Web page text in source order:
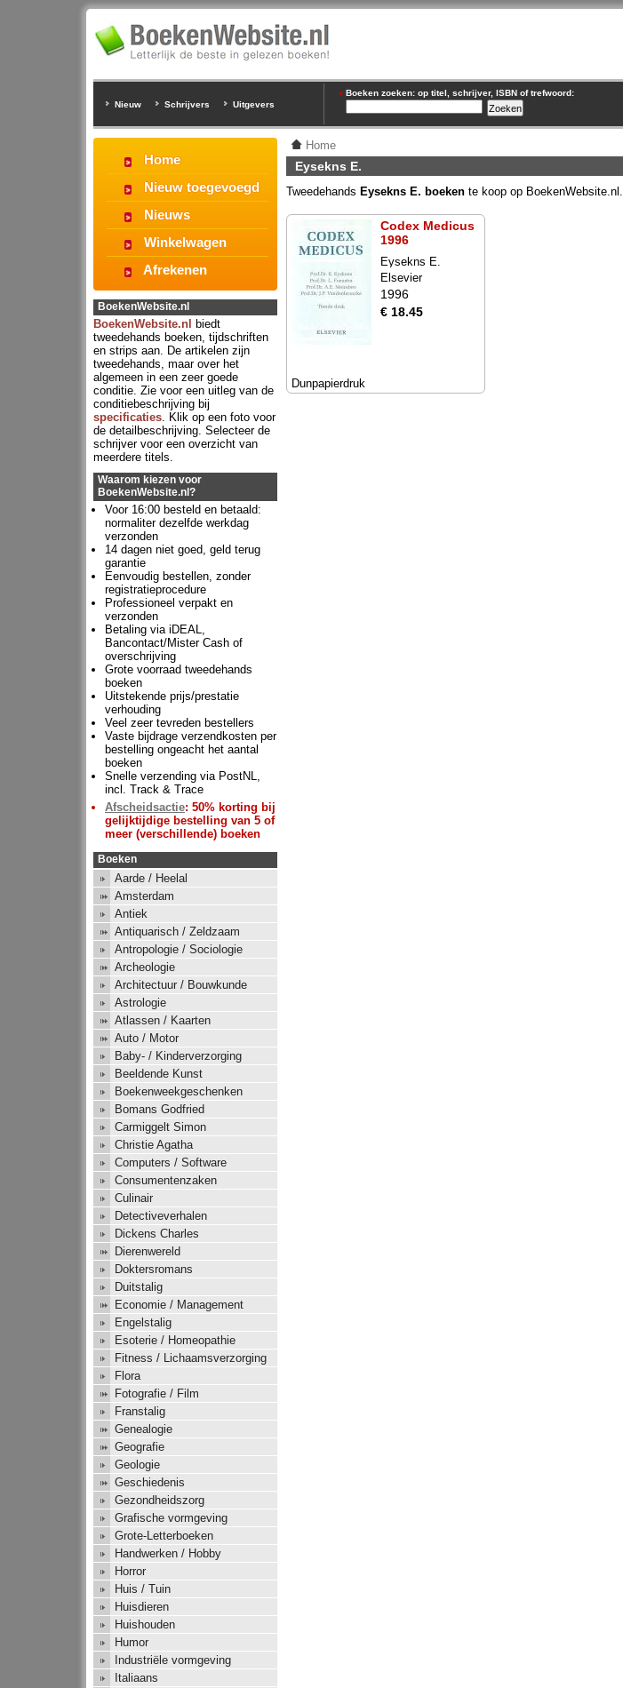
Nieuw Schrijvers Uitgevers
Boeken zoeken: op titel, schrijver, ISBN of trefwoord:
Home
Eysekns E.
Tweedehands Eysekns E. boeken te koop op BoekenWebsite.nl.
Codex Medicus
1996
Eysekns E.
Elsevier
1996
€ 18.45
Dunpapierdruk
Home
Nieuw toegevoegd
Nieuws
Winkelwagen
Afrekenen
BoekenWebsite.nl
BoekenWebsite.nl
biedt
tweedehands boeken, tijdschriften
en strips aan. De artikelen zijn
tweedehands, maar over het
algemeen in een zeer goede
conditie. Zie voor een uitleg van de
conditiebeschrijving bij
specificaties. Klik op een foto voor
de detailbeschrijving. Selecteer de
schrijver voor een overzicht van
meerdere titels.
Waarom kiezen voor
BoekenWebsite.nl?
Voor 16:00 besteld en betaald:
normaliter dezelfde werkdag
verzonden
14 dagen niet goed, geld terug
garantie
Eenvoudig bestellen, zonder
registratieprocedure
Professioneel verpakt en
verzonden
Betaling via iDEAL,
Bancontact/Mister Cash of
overschrijving
Grote voorraad tweedehands
boeken
Uitstekende prijs/prestatie
verhouding
Veel zeer tevreden bestellers
Vaste bijdrage verzendkosten per
bestelling ongeacht het aantal
boeken
Snelle verzending via PostNL,
incl. Track & Trace
Afscheidsactie: 50% korting bij
gelijktijdige bestelling van 5 of
meer (verschillende) boeken
Boeken
Aarde / Heelal
Amsterdam
Antiek
Antiquarisch / Zeldzaam
Antropologie / Sociologie
Archeologie
Architectuur / Bouwkunde
Astrologie
Atlassen / Kaarten
Auto / Motor
Baby- / Kinderverzorging
Beeldende Kunst
Boekenweekgeschenken
Bomans Godfried
Carmiggelt Simon
Christie Agatha
Computers / Software
Consumentenzaken
Culinair
Detectiveverhalen
Dickens Charles
Dierenwereld
Doktersromans
Duitstalig
Economie / Management
Engelstalig
Esoterie / Homeopathie
Fitness / Lichaamsverzorging
Flora
Fotografie / Film
Franstalig
Genealogie
Geografie
Geologie
Geschiedenis
Gezondheidszorg
Grafische vormgeving
Grote-Letterboeken
Handwerken / Hobby
Horror
Huis / Tuin
Huisdieren
Huishouden
Humor
Industriële vormgeving
Italiaans